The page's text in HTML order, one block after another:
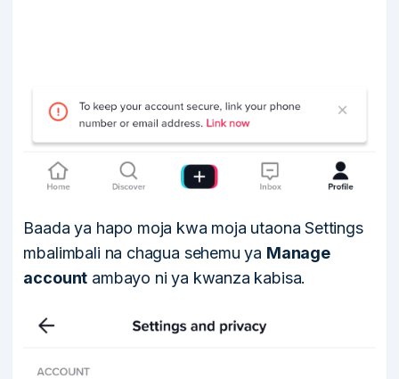
Baada ya hapo moja kwa moja utaona Settings
mbalimbali na chagua sehemu ya Manage
account ambayo ni ya kwanza kabisa.